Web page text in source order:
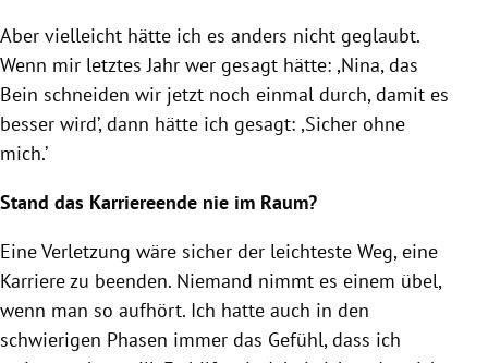
Aber vielleicht hätte ich es anders nicht geglaubt.
Wenn mir letztes Jahr wer gesagt hätte: ,Nina, das
Bein schneiden wir jetzt noch einmal durch, damit es
besser wird’, dann hätte ich gesagt: ,Sicher ohne
mich.’
Stand das Karriereende nie im Raum?
Eine Verletzung wäre sicher der leichteste Weg, eine
Karriere zu beenden. Niemand nimmt es einem übel,
wenn man so aufhört. Ich hatte auch in den
schwierigen Phasen immer das Gefühl, dass ich